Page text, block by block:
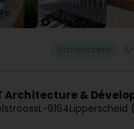
Architecture &
L-9164Lipperscheid